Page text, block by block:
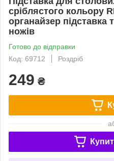
сріблястого кольору
органайзер підставка
ножів
Готово до відправки
Код: 69712
Роздріб
249 ₴